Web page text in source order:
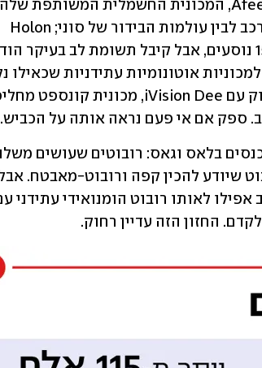
ספק אם אי פעם נראה אותה על הכביש.
החזון הזה עדיין רחוק.